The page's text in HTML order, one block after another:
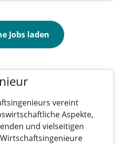
Jobs laden
vereint
Aspekte,
und vielseitigen